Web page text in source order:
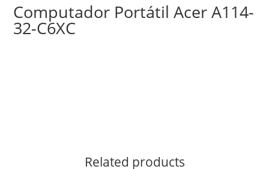
Computador Portátil Acer A114-
32-C6XC
Related products